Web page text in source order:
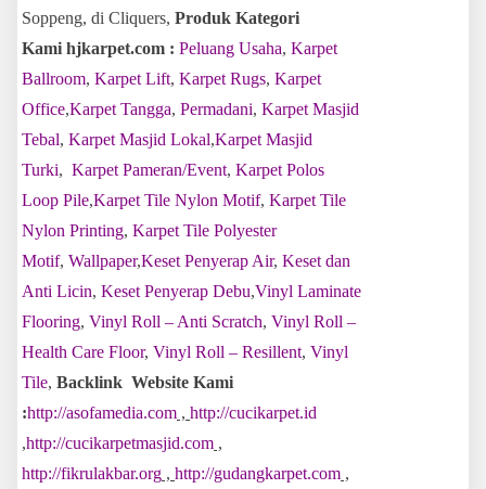
Soppeng, di Cliquers, Produk Kategori
Kami hjkarpet.com : Peluang Usaha, Karpet
Ballroom, Karpet Lift, Karpet Rugs, Karpet
Office,Karpet Tangga, Permadani, Karpet Masjid
Tebal, Karpet Masjid Lokal,Karpet Masjid
Turki, Karpet Pameran/Event, Karpet Polos
Loop Pile,Karpet Tile Nylon Motif, Karpet Tile
Nylon Printing, Karpet Tile Polyester
Motif, Wallpaper,Keset Penyerap Air, Keset dan
Anti Licin, Keset Penyerap Debu,Vinyl Laminate
Flooring, Vinyl Roll – Anti Scratch, Vinyl Roll –
Health Care Floor, Vinyl Roll – Resillent, Vinyl
Tile, Backlink Website Kami
:http://asofamedia.com , http://cucikarpet.id
,http://cucikarpetmasjid.com ,
http://fikrulakbar.org , http://gudangkarpet.com ,